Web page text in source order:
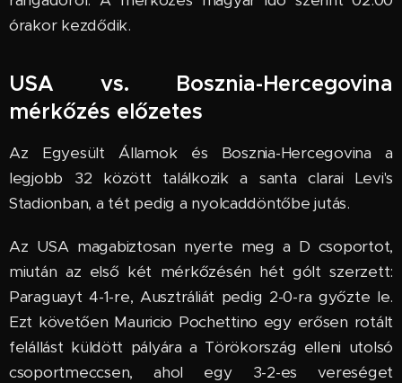
órakor kezdődik.
USA vs. Bosznia-Hercegovina
mérkőzés előzetes
Az Egyesült Államok és Bosznia-Hercegovina a
legjobb 32 között találkozik a santa clarai Levi's
Stadionban, a tét pedig a nyolcaddöntőbe jutás.
Az USA magabiztosan nyerte meg a D csoportot,
miután az első két mérkőzésén hét gólt szerzett:
Paraguayt 4-1-re, Ausztráliát pedig 2-0-ra győzte le.
Ezt követően Mauricio Pochettino egy erősen rotált
felállást küldött pályára a Törökország elleni utolsó
csoportmeccsen, ahol egy 3-2-es vereséget